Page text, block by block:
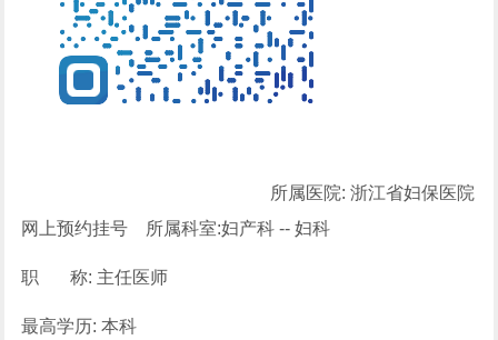
所属医院: 浙江省妇保医院
网上预约挂号 所属科室:妇产科 -- 妇科
职 称: 主任医师
最高学历: 本科